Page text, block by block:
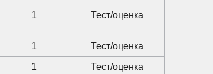
1 Тест/оценка
1 Тест/оценка
1 Тест/оценка